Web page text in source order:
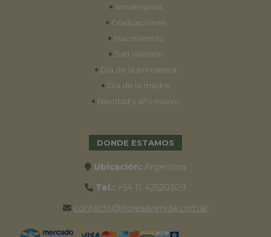
• Aniversarios
• Graduaciones
• Nacimientos
• San Valentín
• Día de la primavera
• Día de la madre
• Navidad y año nuevo
DONDE ESTAMOS
Ubicación: Argentina
Tel.: +54 11 42520309
contacto@floresavenida.com.ar